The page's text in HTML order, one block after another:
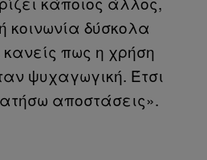
κοινωνία δύσκολα
πως η χρήση
ψυχαγωγική. Έτσι
αποστάσεις».